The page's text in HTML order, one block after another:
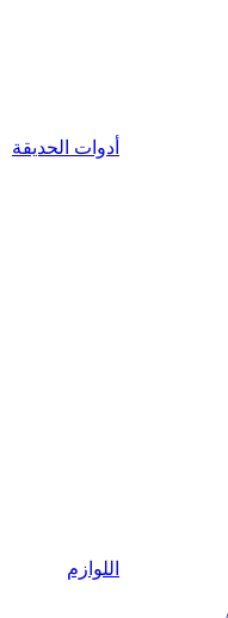
أدوات الحديقة
اللوازم